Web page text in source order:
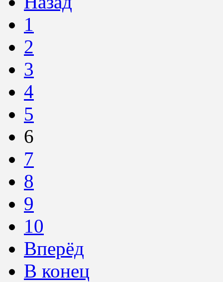
1
2
3
4
5
6
7
8
9
10
Вперёд
В конец